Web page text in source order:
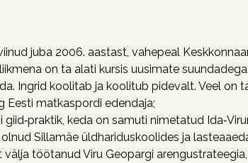
juba 2006. aastast, vahepeal
on ta alati kursis uusimate
Ingrid koolitab ja koolitub pidevalt. Veel on
Eesti matkaspordi edendaja;
keda on samuti nimetatud
Sillamäe üldhariduskoolides ja
töötanud Viru Geopargi